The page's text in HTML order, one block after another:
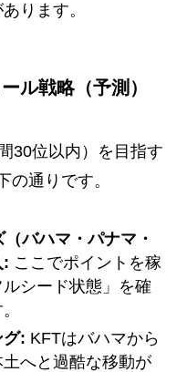
ります。
ル戦略（予測）
30位以内）を目指す
の通りです。
バハマ・パナマ・
: ここでポイントを稼
シード状態」を確
グ: KFTはバハマから
へと過酷な移動が